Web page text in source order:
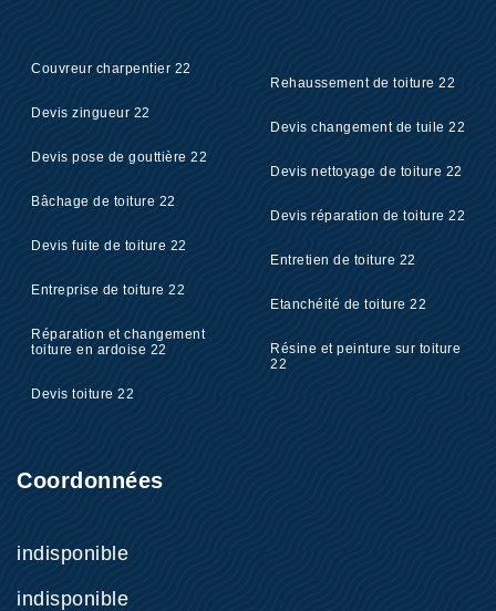
Couvreur charpentier 22
Devis zingueur 22
Devis pose de gouttière 22
Bâchage de toiture 22
Devis fuite de toiture 22
Entreprise de toiture 22
Réparation et changement
toiture en ardoise 22
Devis toiture 22
Rehaussement de toiture 22
Devis changement de tuile 22
Devis nettoyage de toiture 22
Devis réparation de toiture 22
Entretien de toiture 22
Etanchéité de toiture 22
Résine et peinture sur toiture
22
Coordonnées
indisponible
indisponible